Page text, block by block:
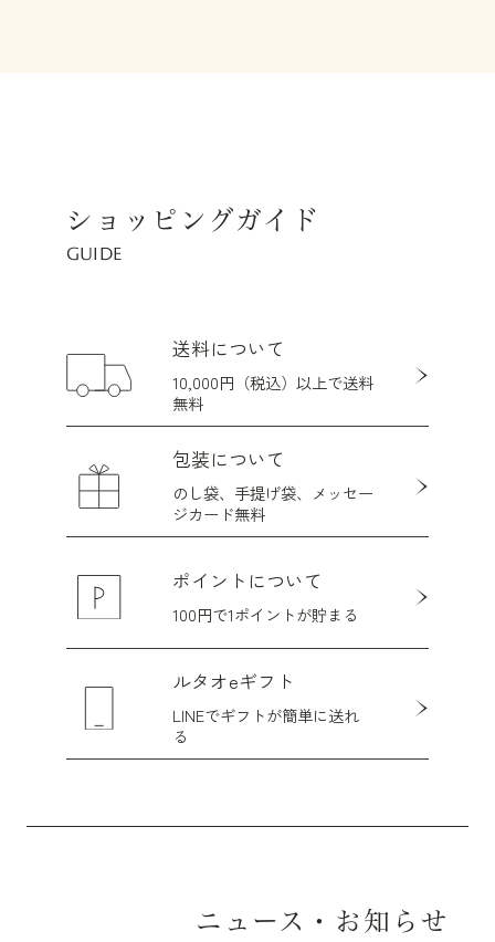
ショッピングガイド
GUIDE
送料について
10,000円（税込）以上で送料
無料
包装について
のし袋、手提げ袋、メッセー
ジカード無料
ポイントについて
100円で1ポイントが貯まる
ルタオeギフト
LINEでギフトが簡単に送れ
る
ニュース・お知らせ